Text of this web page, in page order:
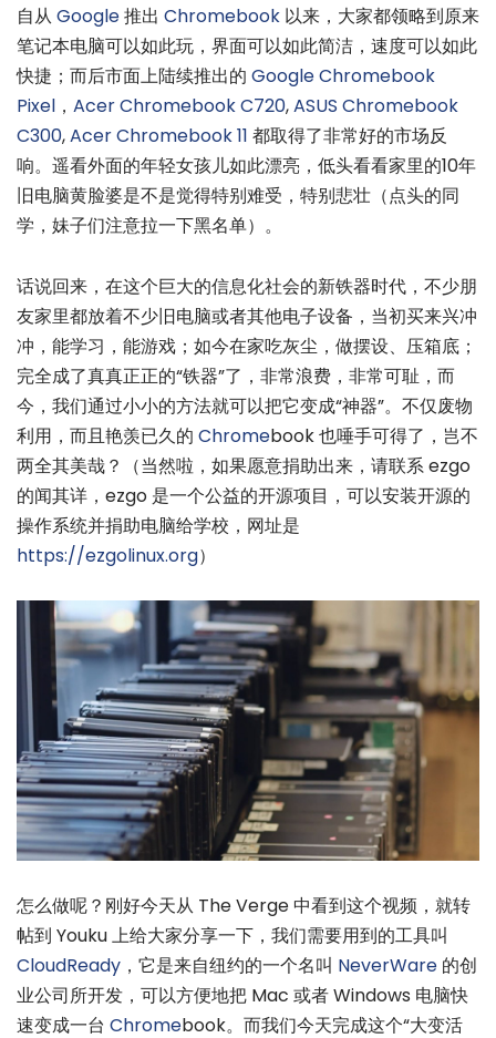
自从Google推出 Chromebook 以来，大家都领略到原来
笔记本电脑可以如此玩，界面可以如此简洁，速度可以如此
快捷；而后市面上陆续推出的 GoogleChromebook
Pixel ， Acer Chromebook C720,ASUS Chromebook
C300,Acer Chromebook 11 都取得了非常好的市场反
响。遥看外面的年轻女孩儿如此漂亮，低头看看家里的10年
旧电脑黄脸婆是不是觉得特别难受，特别悲壮（点头的同
学，妹子们注意拉一下黑名单）。
话说回来，在这个巨大的信息化社会的新铁器时代，不少朋
友家里都放着不少旧电脑或者其他电子设备，当初买来兴冲
冲，能学习，能游戏；如今在家吃灰尘，做摆设、压箱底；
完全成了真真正正的“铁器”了，非常浪费，非常可耻，而
今，我们通过小小的方法就可以把它变成“神器”。不仅废物
利用，而且艳羡已久的 Chromebook 也唾手可得了，岂不
两全其美哉？（当然啦，如果愿意捐助出来，请联系 ezgo
的闻其详，ezgo 是一个公益的开源项目，可以安装开源的
操作系统并捐助电脑给学校，网址是
https://ezgolinux.org）
怎么做呢？刚好今天从 The Verge 中看到这个视频，就转
帖到 Youku 上给大家分享一下，我们需要用到的工具叫
CloudReady ，它是来自纽约的一个名叫 NeverWare 的创
业公司所开发，可以方便地把 Mac 或者 Windows 电脑快
速变成一台 Chromebook。而我们今天完成这个“大变活